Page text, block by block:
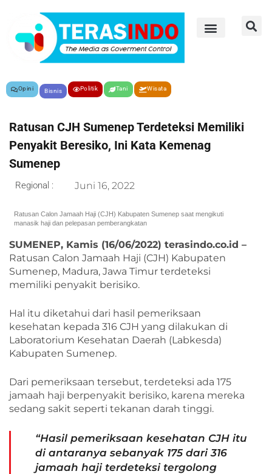
Opini Bisnis Politik Tani Wisata
Ratusan CJH Sumenep Terdeteksi Memiliki
Penyakit Beresiko, Ini Kata Kemenag
Sumenep
Regional : Juni 16, 2022
Ratusan Calon Jamaah Haji (CJH) Kabupaten Sumenep saat mengikuti
manasik haji dan pelepasan pemberangkatan
SUMENEP, Kamis (16/06/2022) terasindo.co.id –
Ratusan Calon Jamaah Haji (CJH) Kabupaten
Sumenep, Madura, Jawa Timur terdeteksi
memiliki penyakit berisiko.
Hal itu diketahui dari hasil pemeriksaan
kesehatan kepada 316 CJH yang dilakukan di
Laboratorium Kesehatan Daerah (Labkesda)
Kabupaten Sumenep.
Dari pemeriksaan tersebut, terdeteksi ada 175
jamaah haji berpenyakit berisiko, karena mereka
sedang sakit seperti tekanan darah tinggi.
“Hasil pemeriksaan kesehatan CJH itu
di antaranya sebanyak 175 dari 316
jamaah haji terdeteksi tergolong